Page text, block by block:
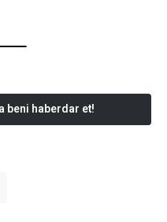
beni haberdar et!